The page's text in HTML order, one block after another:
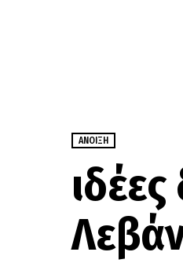
ΆΝΟΙΞΗ